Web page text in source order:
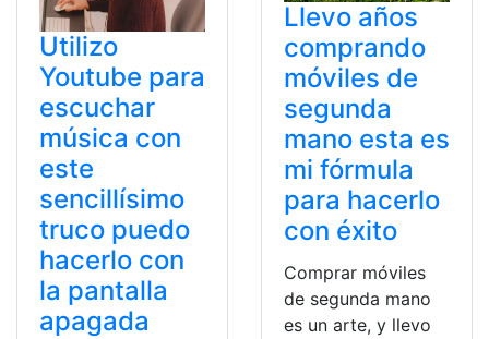
Utilizo
Youtube para
escuchar
música con
este
sencillísimo
truco puedo
hacerlo con
la pantalla
apagada
Llevo años
comprando
móviles de
segunda
mano esta es
mi fórmula
para hacerlo
con éxito
Comprar móviles
de segunda mano
es un arte, y llevo